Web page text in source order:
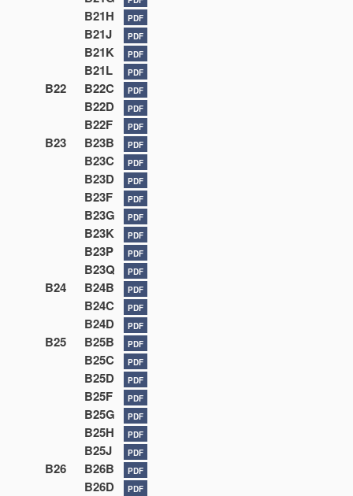
B21H PDF
B21J PDF
B21K PDF
B21L PDF
B22 B22C PDF
B22D PDF
B22F PDF
B23 B23B PDF
B23C PDF
B23D PDF
B23F PDF
B23G PDF
B23K PDF
B23P PDF
B23Q PDF
B24 B24B PDF
B24C PDF
B24D PDF
B25 B25B PDF
B25C PDF
B25D PDF
B25F PDF
B25G PDF
B25H PDF
B25J PDF
B26 B26B PDF
B26D PDF